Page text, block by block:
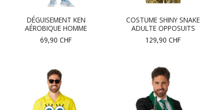
DÉGUISEMENT KEN
AÉROBIQUE HOMME
69,90 CHF
COSTUME SHINY SNAKE
ADULTE OPPOSUITS
129,90 CHF